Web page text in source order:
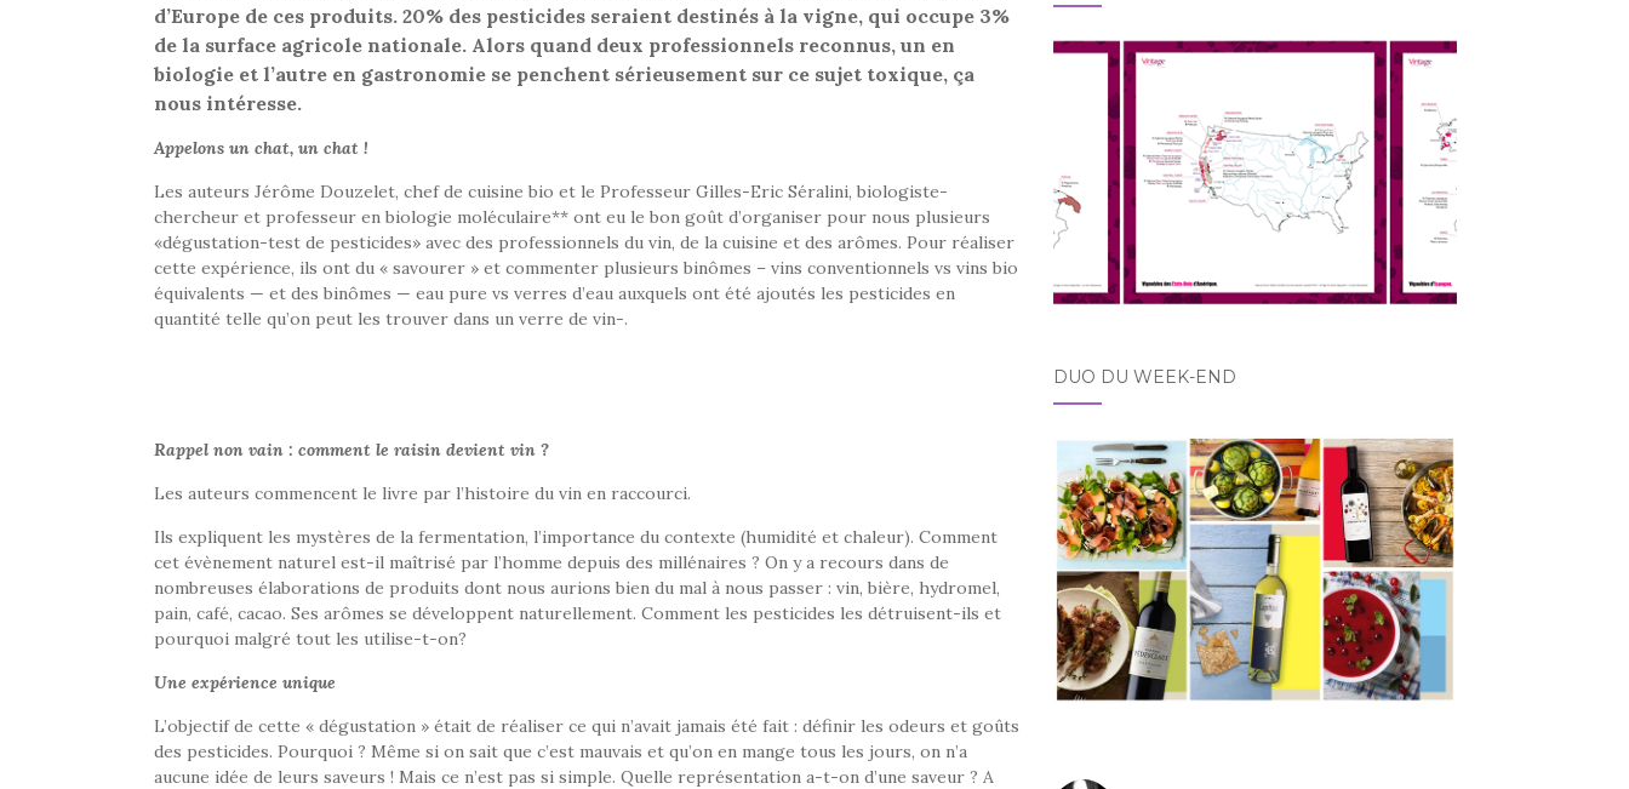
d’Europe de ces produits. 20% des pesticides seraient destinés à la vigne, qui occupe 3%
de la surface agricole nationale. Alors quand deux professionnels reconnus, un en
biologie et l’autre en gastronomie se penchent sérieusement sur ce sujet toxique, ça
nous intéresse.
Appelons un chat, un chat !
Les auteurs Jérôme Douzelet, chef de cuisine bio et le Professeur Gilles-Eric Séralini, biologiste-
chercheur et professeur en biologie moléculaire** ont eu le bon goût d’organiser pour nous plusieurs
«dégustation-test de pesticides» avec des professionnels du vin, de la cuisine et des arômes. Pour réaliser
cette expérience, ils ont du « savourer » et commenter plusieurs binômes – vins conventionnels vs vins bio
équivalents — et des binômes — eau pure vs verres d’eau auxquels ont été ajoutés les pesticides en
quantité telle qu’on peut les trouver dans un verre de vin-.
Rappel non vain : comment le raisin devient vin ?
Les auteurs commencent le livre par l’histoire du vin en raccourci.
Ils expliquent les mystères de la fermentation, l’importance du contexte (humidité et chaleur). Comment
cet évènement naturel est-il maîtrisé par l’homme depuis des millénaires ? On y a recours dans de
nombreuses élaborations de produits dont nous aurions bien du mal à nous passer : vin, bière, hydromel,
pain, café, cacao. Ses arômes se développent naturellement. Comment les pesticides les détruisent-ils et
pourquoi malgré tout les utilise-t-on?
Une expérience unique
L’objectif de cette « dégustation » était de réaliser ce qui n’avait jamais été fait : définir les odeurs et goûts
des pesticides. Pourquoi ? Même si on sait que c’est mauvais et qu’on en mange tous les jours, on n’a
aucune idée de leurs saveurs ! Mais ce n’est pas si simple. Quelle représentation a-t-on d’une saveur ? A
DUO DU WEEK-END